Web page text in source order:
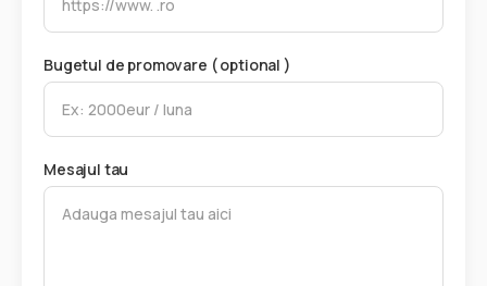
Bugetul de promovare ( optional )
Mesajul tau